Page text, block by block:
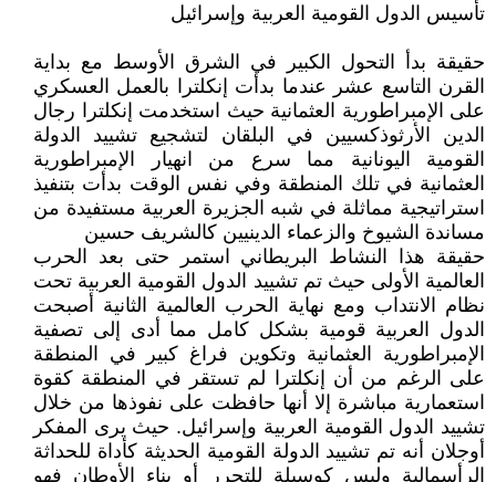
تأسيس الدول القومية العربية وإسرائيل
حقيقة بدأ التحول الكبير في الشرق الأوسط مع بداية
القرن التاسع عشر عندما بدأت إنكلترا بالعمل العسكري
على الإمبراطورية العثمانية حيث استخدمت إنكلترا رجال
الدين الأرثوذكسيين في البلقان لتشجيع تشييد الدولة
القومية اليونانية مما سرع من انهيار الإمبراطورية
العثمانية في تلك المنطقة وفي نفس الوقت بدأت بتنفيذ
استراتيجية مماثلة في شبه الجزيرة العربية مستفيدة من
مساندة الشيوخ والزعماء الدينيين كالشريف حسين
حقيقة هذا النشاط البريطاني استمر حتى بعد الحرب
العالمية الأولى حيث تم تشييد الدول القومية العربية تحت
نظام الانتداب ومع نهاية الحرب العالمية الثانية أصبحت
الدول العربية قومية بشكل كامل مما أدى إلى تصفية
الإمبراطورية العثمانية وتكوين فراغ كبير في المنطقة
على الرغم من أن إنكلترا لم تستقر في المنطقة كقوة
استعمارية مباشرة إلا أنها حافظت على نفوذها من خلال
تشييد الدول القومية العربية وإسرائيل. حيث يرى المفكر
أوجلان أنه تم تشييد الدولة القومية الحديثة كأداة للحداثة
الرأسمالية وليس كوسيلة للتحرر أو بناء الأوطان فهو